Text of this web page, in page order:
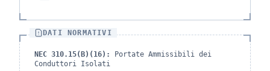
DATI NORMATIVI
NEC 310.15(B)(16):
Portate Ammissibili dei
Conduttori Isolati